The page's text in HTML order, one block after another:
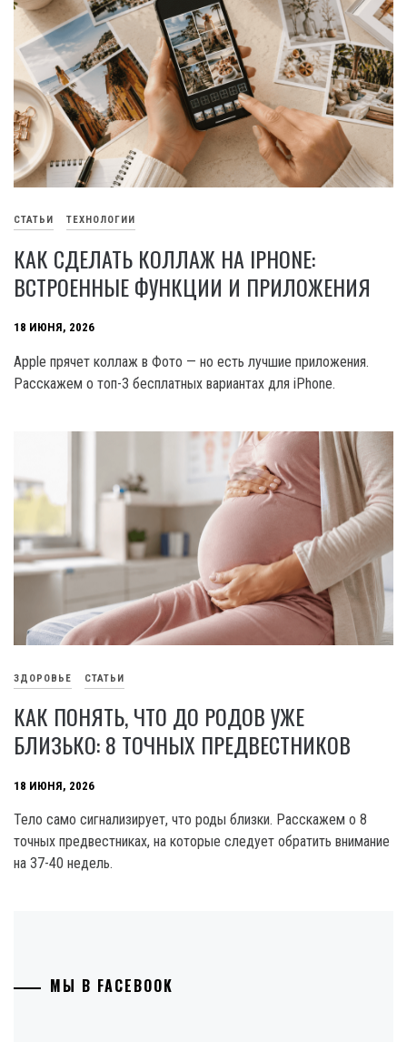
СТАТЬИ ТЕХНОЛОГИИ
КАК СДЕЛАТЬ КОЛЛАЖ НА IPHONE:
ВСТРОЕННЫЕ ФУНКЦИИ И ПРИЛОЖЕНИЯ
18 ИЮНЯ, 2026
Apple прячет коллаж в Фото — но есть лучшие приложения.
Расскажем о топ-3 бесплатных вариантах для iPhone.
ЗДОРОВЬЕ СТАТЬИ
КАК ПОНЯТЬ, ЧТО ДО РОДОВ УЖЕ
БЛИЗЬКО: 8 ТОЧНЫХ ПРЕДВЕСТНИКОВ
18 ИЮНЯ, 2026
Тело само сигнализирует, что роды близки. Расскажем о 8
точных предвестниках, на которые следует обратить внимание
на 37-40 недель.
МЫ В FACEBOOK